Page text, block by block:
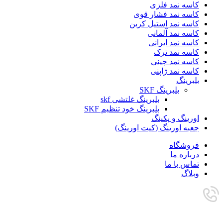
کاسه نمد فلزی
کاسه نمد فشار قوی
کاسه نمد استیل کربن
کاسه نمد آلمانی
کاسه نمد ایرانی
کاسه نمد ترک
کاسه نمد چینی
کاسه نمد ژاپنی
بلبرینگ
بلبرینگ SKF
بلبرینگ غلتشی skf
بلبرینگ خود تنظیم SKF
اورینگ و پکینگ
جعبه اورینگ (کیت اورینگ)
فروشگاه
درباره ما
تماس با ما
وبلاگ